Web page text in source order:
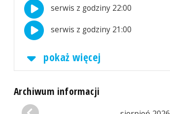
serwis z godziny 22:00
serwis z godziny 21:00
pokaż więcej
Archiwum informacji